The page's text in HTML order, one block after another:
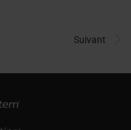
Suivant